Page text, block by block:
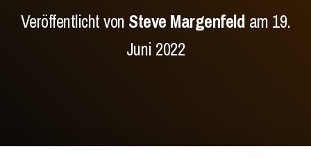
Veröffentlicht von Steve Margenfeld am 19.
Juni 2022